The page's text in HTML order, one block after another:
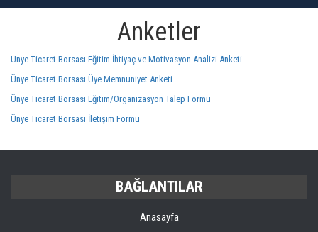
DÖKÜMANLAR
Anketler
Ünye Ticaret Borsası Eğitim İhtiyaç ve Motivasyon Analizi Anketi
Ünye Ticaret Borsası Üye Memnuniyet Anketi
Ünye Ticaret Borsası Eğitim/Organizasyon Talep Formu
Ünye Ticaret Borsası İletişim Formu
BAĞLANTILAR
Anasayfa